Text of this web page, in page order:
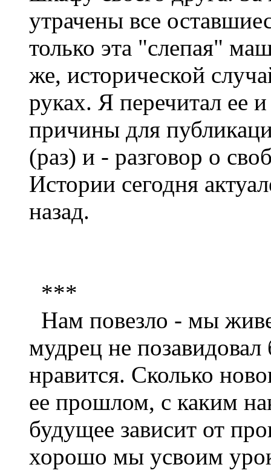
утрачены все
только эта "слепая"
же, исторической
руках. Я перечитал ее
причины для
(раз) и - разговор о
Истории сегодня
назад.
***
Нам повезло - мы
мудрец не
нравится. Сколько
ее прошлом, с каким
будущее зависит от
хорошо мы усвоим